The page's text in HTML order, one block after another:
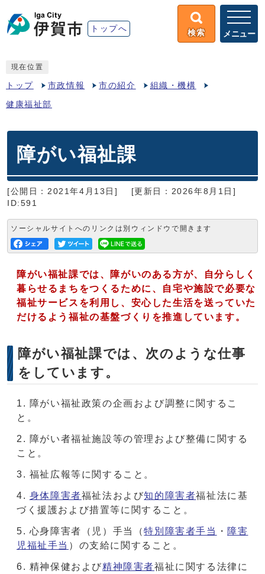
トップへ 検索 メニュー
現在位置
トップ 市政情報 市の紹介 組織・機構
健康福祉部
障がい福祉課
[公開日：2021年4月13日]
[更新日：2026年8月1日]
ID:591
ソーシャルサイトへのリンクは別ウィンドウで開きます
障がい福祉課では、障がいのある方が、自分らしく
暮らせるまちをつくるために、自宅や施設で必要な
福祉サービスを利用し、安心した生活を送っていた
だけるよう福祉の基盤づくりを推進しています。
障がい福祉課では、次のような仕事
をしています。
障がい福祉政策の企画および調整に関するこ
と。
障がい者福祉施設等の管理および整備に関する
こと。
福祉広報等に関すること。
身体障害者福祉法および知的障害者福祉法に基
づく援護および措置等に関すること。
心身障害者（児）手当（特別障害者手当 ・ 障害
児福祉手当 ）の支給に関すること。
精神保健および精神障害者福祉に関する法律に